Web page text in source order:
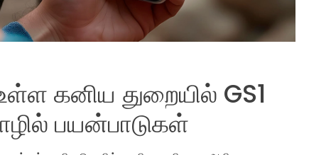
கனிய துறையில் GS1
பயன்பாடுகள்